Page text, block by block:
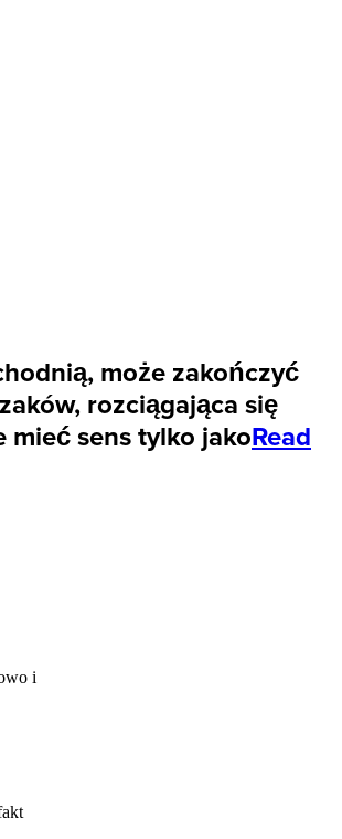
może zakończyć
rozciągająca się
mieć sens tylko jakoRead
i